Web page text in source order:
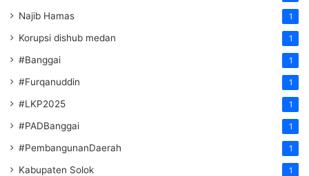
Najib Hamas 1
Korupsi dishub medan 1
#Banggai 1
#Furqanuddin 1
#LKP2025 1
#PADBanggai 1
#PembangunanDaerah 1
Kabupaten Solok 1